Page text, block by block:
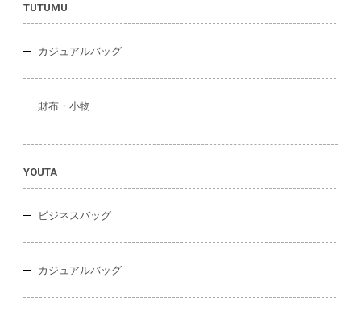
TUTUMU
カジュアルバッグ
財布・小物
YOUTA
ビジネスバッグ
カジュアルバッグ